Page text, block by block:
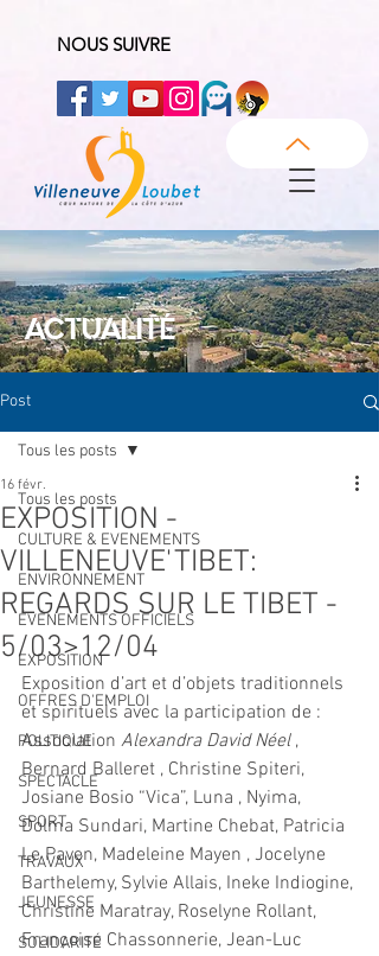
NOUS SUIVRE
ACTUALITÉ
Post
Tous les posts
CULTURE & EVENEMENTS
ENVIRONNEMENT
ÉVÉNEMENTS OFFICIELS
EXPOSITION
OFFRES D'EMPLOI
POLITIQUE
SPECTACLE
SPORT
TRAVAUX
JEUNESSE
SOLIDARITÉ
Tous les posts
EXPOSITION -
VILLENEUVE'TIBET:
REGARDS SUR LE TIBET -
5/03>12/04
16 févr.
Exposition d’art et d’objets traditionnels
et spirituels avec la participation de :
Association Alexandra David Néel ,
Bernard Balleret , Christine Spiteri,
Josiane Bosio “Vica”, Luna , Nyima,
Dolma Sundari, Martine Chebat, Patricia
Le Paven, Madeleine Mayen , Jocelyne
Barthelemy, Sylvie Allais, Ineke Indiogine,
Christine Maratray, Roselyne Rollant,
Françoise Chassonnerie, Jean-Luc